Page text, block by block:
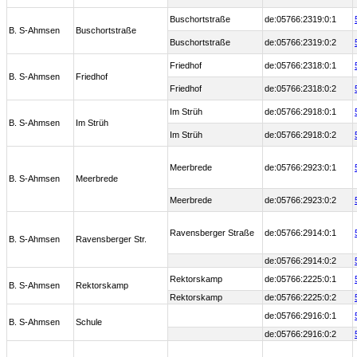
B. S-Ahmsen Buschortstraße
Buschortstraße de:05766:2319:0:1
Buschortstraße de:05766:2319:0:2
B. S-Ahmsen Friedhof
Friedhof de:05766:2318:0:1
Friedhof de:05766:2318:0:2
B. S-Ahmsen Im Strüh
Im Strüh de:05766:2918:0:1
Im Strüh de:05766:2918:0:2
B. S-Ahmsen Meerbrede
Meerbrede de:05766:2923:0:1
Meerbrede de:05766:2923:0:2
B. S-Ahmsen Ravensberger Str.
Ravensberger Straße de:05766:2914:0:1
de:05766:2914:0:2
B. S-Ahmsen Rektorskamp
Rektorskamp de:05766:2225:0:1
Rektorskamp
de:05766:2225:0:2
B. S-Ahmsen Schule
de:05766:2916:0:1
de:05766:2916:0:2